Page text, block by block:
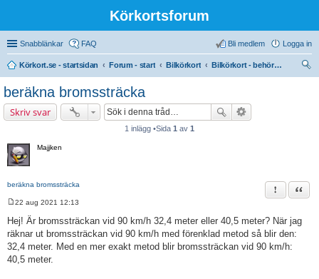
Körkortsforum
Snabblänkar FAQ Logga in
Bli medlem
Körkort.se - startsidan Forum - start Bilkörkort
Bilkörkort - behörighet (B)
beräkna bromssträcka
Skriv svar
1 inlägg •Sida 1 av 1
Majjken
beräkna bromssträcka Citat
n
l
ä
g
g
22 aug 2021 12:13
Hej! Är bromssträckan vid 90 km/h 32,4 meter eller 40,5 meter? När jag
räknar ut bromssträckan vid 90 km/h med förenklad metod så blir den:
32,4 meter. Med en mer exakt metod blir bromssträckan vid 90 km/h:
40,5 meter.